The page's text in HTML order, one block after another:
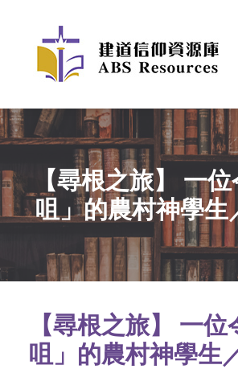
【尋根之旅】 一
咀」的農村神學生
【尋根之旅】 一位
咀」的農村神學生